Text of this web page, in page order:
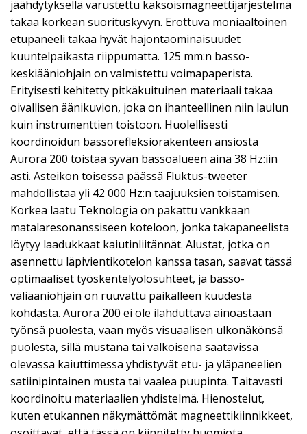
jäähdytyksellä varustettu kaksoismagneettijärjestelmä
takaa korkean suorituskyvyn. Erottuva moniaaltoinen
etupaneeli takaa hyvät hajontaominaisuudet
kuuntelpaikasta riippumatta. 125 mm:n basso-
keskiääniohjain on valmistettu voimapaperista.
Erityisesti kehitetty pitkäkuituinen materiaali takaa
oivallisen äänikuvion, joka on ihanteellinen niin laulun
kuin instrumenttien toistoon. Huolellisesti
koordinoidun bassorefleksiorakenteen ansiosta
Aurora 200 toistaa syvän bassoalueen aina 38 Hz:iin
asti. Asteikon toisessa päässä Fluktus-tweeter
mahdollistaa yli 42 000 Hz:n taajuuksien toistamisen.
Korkea laatu Teknologia on pakattu vankkaan
matalaresonanssiseen koteloon, jonka takapaneelista
löytyy laadukkaat kaiutinliitännät. Alustat, jotka on
asennettu läpivientikotelon kanssa tasan, saavat tässä
optimaaliset työskentelyolosuhteet, ja basso-
väliääniohjain on ruuvattu paikalleen kuudesta
kohdasta. Aurora 200 ei ole ilahduttava ainoastaan
työnsä puolesta, vaan myös visuaalisen ulkonäkönsä
puolesta, sillä mustana tai valkoisena saatavissa
olevassa kaiuttimessa yhdistyvät etu- ja yläpaneelien
satiinipintainen musta tai vaalea puupinta. Taitavasti
koordinoitu materiaalien yhdistelmä. Hienostelut,
kuten etukannen näkymättömät magneettikiinnikkeet,